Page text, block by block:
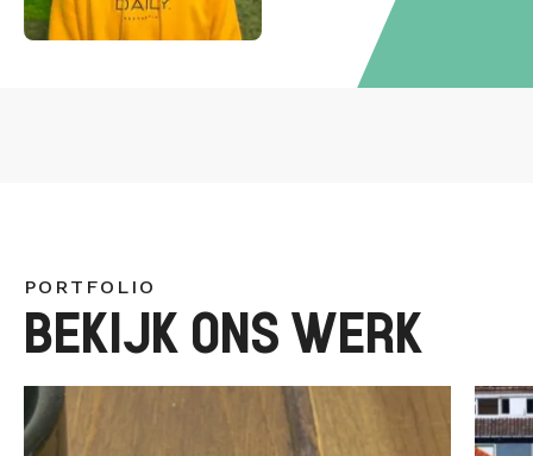
PORTFOLIO
BEKIJK ONS WERK